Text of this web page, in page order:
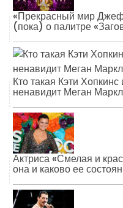
«Прекрасный мир
(пока) о палитре
Кто такая Кэти
ненавидит Меган
Актриса «Смелая и
она и каково ее